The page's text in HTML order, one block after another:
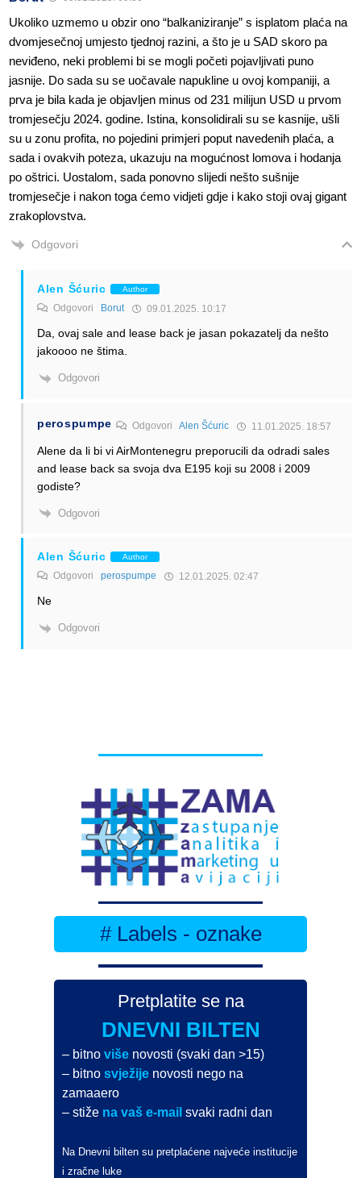
Ukoliko uzmemo u obzir ono “balkaniziranje” s isplatom plaća na
dvomjesečnoj umjesto tjednoj razini, a što je u SAD skoro pa
neviđeno, neki problemi bi se mogli početi pojavljivati puno
jasnije. Do sada su se uočavale napukline u ovoj kompaniji, a
prva je bila kada je objavljen minus od 231 milijun USD u prvom
tromjesečju 2024. godine. Istina, konsolidirali su se kasnije, ušli
su u zonu profita, no pojedini primjeri poput navedenih plaća, a
sada i ovakvih poteza, ukazuju na mogućnost lomova i hodanja
po oštrici. Uostalom, sada ponovno slijedi nešto sušnije
tromjesečje i nakon toga ćemo vidjeti gdje i kako stoji ovaj gigant
zrakoplovstva.
Odgovori
Alen Šćuric Author
Odgovori Borut 09.01.2025. 10:17
Da, ovaj sale and lease back je jasan pokazatelj da nešto
jakoooo ne štima.
Odgovori
perospumpe Odgovori Alen Šćuric 11.01.2025. 18:57
Alene da li bi vi AirMontenegru preporucili da odradi sales
and lease back sa svoja dva E195 koji su 2008 i 2009
godiste?
Odgovori
Alen Šćuric Author
Odgovori perospumpe 12.01.2025. 02:47
Ne
Odgovori
# Labels - oznake
Pretplatite se na
DNEVNI BILTEN
– bitnoviše novosti (svaki dan >15)
– bitnosvježije novosti nego na
zamaaero
– stiže na vaš e-mail svaki radni dan
Na Dnevni bilten su pretplaćene najveće institucije
i zračne luke